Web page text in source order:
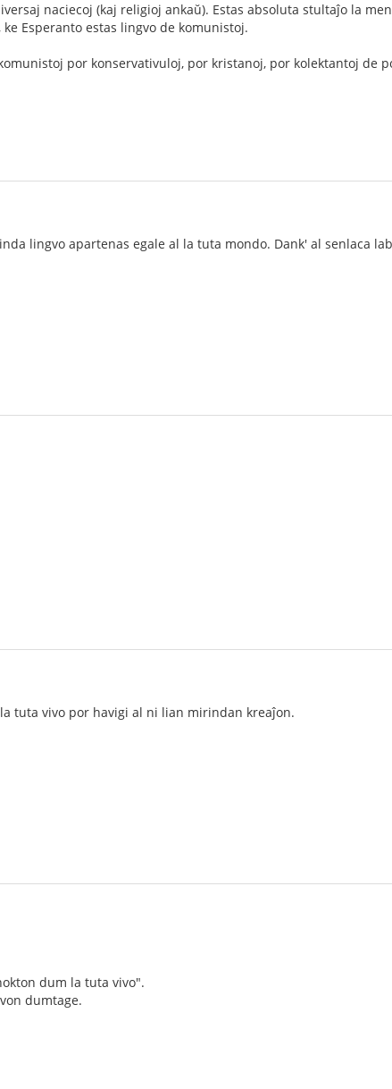
naciecoj (kaj religioj ankaŭ). Estas absoluta stultaĵo la
Esperanto estas lingvo de komunistoj.
por konservativuloj, por kristanoj, por kolektantoj de
lingvo apartenas egale al la tuta mondo. Dank' al senlaca
tuta vivo por havigi al ni lian mirindan kreaĵon.
dum la tuta vivo".
dumtage.